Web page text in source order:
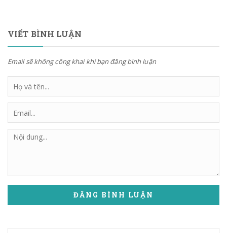
VIẾT BÌNH LUẬN
Email sẽ không công khai khi bạn đăng bình luận
ĐĂNG BÌNH LUẬN